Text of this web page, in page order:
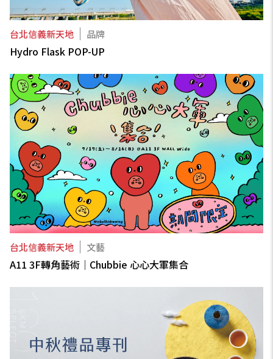
台北信義新天地 品牌
Hydro Flask POP-UP
台北信義新天地 文藝
A11 3F轉角藝術｜Chubbie 心心大軍集合